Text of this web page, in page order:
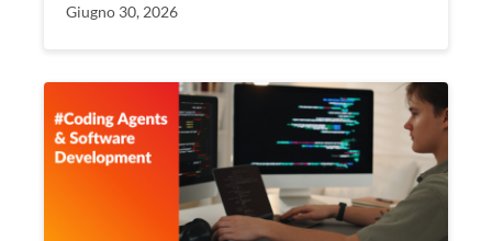
Giugno 30, 2026